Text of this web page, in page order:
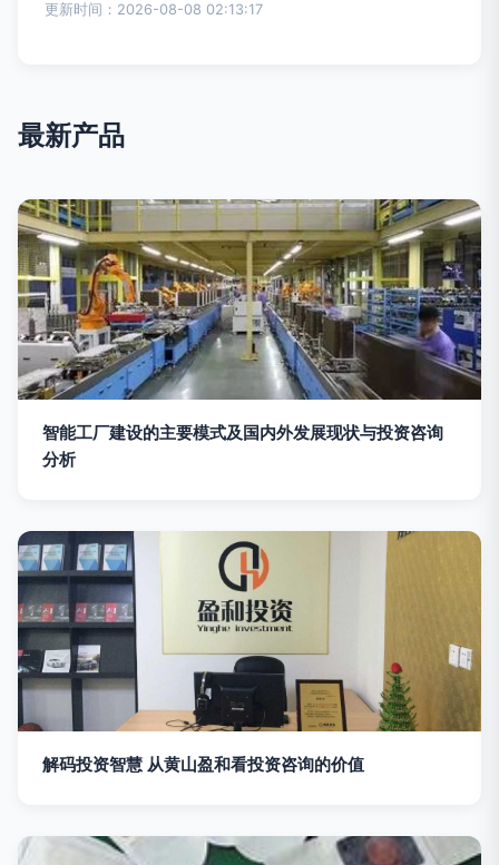
更新时间：2026-08-08 02:13:17
最新产品
智能工厂建设的主要模式及国内外发展现状与投资咨询
分析
解码投资智慧 从黄山盈和看投资咨询的价值